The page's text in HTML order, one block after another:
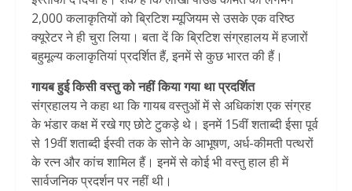
2,000 कलाकृतियों को ब्रिटिश म्यूजियम से उसके एक वरिष्ठ
क्यूरेटर ने ही चुरा लिया। बता दें कि ब्रिटिश संग्रहालय में हजारों
बहुमूल्य कलाकृतियां प्रदर्शित हैं, इनमें से कुछ भारत की हैं।
गायब हुई किसी वस्तु को नहीं किया गया था प्रदर्शित
संग्रहालय ने कहा था कि गायब वस्तुओं में से अधिकांश एक संग्रह
के भंडार कक्ष में रखे गए छोटे टुकड़े थे। इनमें 15वीं शताब्दी ईसा पूर्व
से 19वीं शताब्दी ईस्वी तक के सोने के आभूषण, अर्ध-कीमती पत्थरों
के रत्न और कांच शामिल हैं। इनमें से कोई भी वस्तु हाल ही में
सार्वजनिक प्रदर्शन पर नहीं थी।